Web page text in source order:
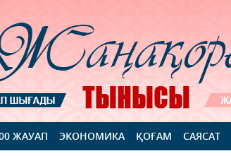
ЖАУАП ЭКОНОМИКА ҚОҒАМ САЯСАТ